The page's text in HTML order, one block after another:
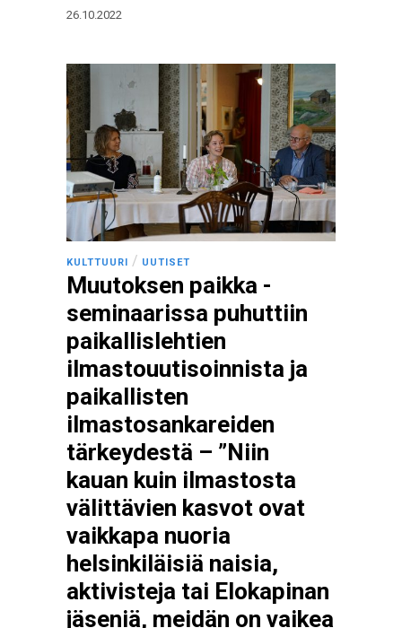
26.10.2022
KULTTUURI / UUTISET
Muutoksen paikka -
seminaarissa puhuttiin
paikallislehtien
ilmastouutisoinnista ja
paikallisten
ilmastosankareiden
tärkeydestä – ”Niin
kauan kuin ilmastosta
välittävien kasvot ovat
vaikkapa nuoria
helsinkiläisiä naisia,
aktivisteja tai Elokapinan
jäseniä, meidän on vaikea